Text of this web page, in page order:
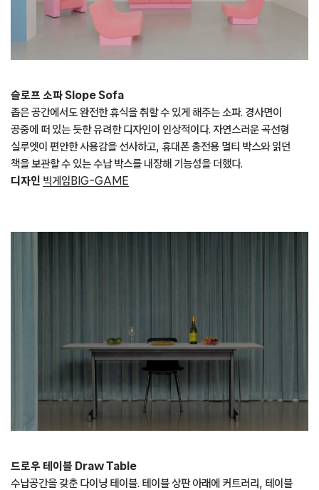
슬로프 소파 Slope Sofa
좁은 공간에서도 완전한 휴식을 취할 수 있게 해주는 소파. 경사면이
공중에 떠 있는 듯한 유려한 디자인이 인상적이다. 자연스러운 곡선형
실루엣이 편안한 사용감을 선사하고, 휴대폰 충전용 멀티 박스와 읽던
책을 보관할 수 있는 수납 박스를 내장해 기능성을 더했다.
디자인 빅게임BIG-GAME
드로우 테이블 Draw Table
수납공간을 갖춘 다이닝 테이블. 테이블 상판 아래에 커트러리, 테이블